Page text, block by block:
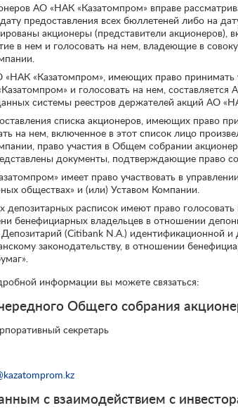
АО «НАК «Казатомпром» вправе
предоставления всех бюллетеней либо на
акционеры (представители
в нем и голосовать на нем, владеющие в
«НАК «Казатомпром», имеющих право
и голосовать на нем,
системы реестров держателей акций АО
списка акционеров, имеющих право
на нем, включенное в этот список лицо
право участия в Общем собрании
документы, подтверждающие право
имеет право участвовать в
обществах» и (или) Уставом Компании.
депозитарных расписок имеют право
бенефициарных владельцев в отношении
Депозитарий (Citibank N.A.) идентификационной
законодательству, в отношении
информации вы можете связаться:
Общего собрания
секретарь
с взаимодействием с